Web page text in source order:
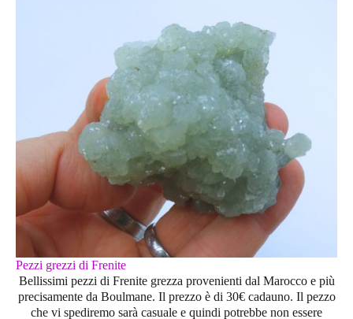
Pezzi grezzi di Frenite
Bellissimi pezzi di Frenite grezza provenienti dal Marocco e più
precisamente da Boulmane. Il prezzo è di 30€ cadauno. Il pezzo
che vi spediremo sarà casuale e quindi potrebbe non essere